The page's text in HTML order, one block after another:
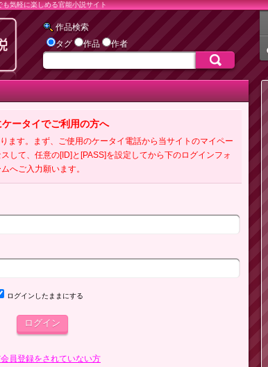
気軽に楽しめる官能小説サイト
作品検索
タグ
作品 作者
ータイでご利用の方へ
ます。まず、ご使用のケータイ電話から当サイトのマイペー
して、任意の[ID]と[PASS]を設定してから下のログインフォ
へご入力願います。
ログインしたままにする
員登録をされていない方